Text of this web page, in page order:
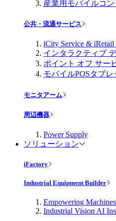
産業用モバイルコン
公共・流通サービス
iCity Service & iRetail
インタラクティブ
ポイント オフ サー
モバイルPOSタブレ
モニタアーム
周辺機器
Power Supply
ソリューション
iFactory
Industrial Equipment Builder
Empowering
Industrial Vision AI